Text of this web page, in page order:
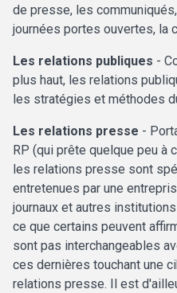
de presse, les
journées portes ouvertes, la
Les relations publiques -
plus haut, les relations
les stratégies et méthodes
Les relations presse -
RP (qui prête quelque peu à
les relations presse sont
entretenues par une
journaux et autres
ce que certains peuvent
sont pas interchangeables
ces dernières touchant une
relations presse. Il est